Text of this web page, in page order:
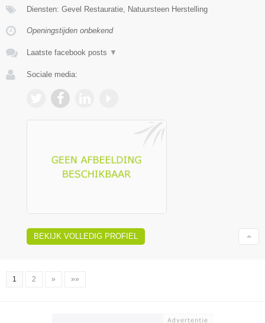
Diensten: Gevel Restauratie, Natuursteen Herstelling
Openingstijden onbekend
Laatste facebook posts ▼
Sociale media:
BEKIJK VOLLEDIG PROFIEL
1 2 » »»